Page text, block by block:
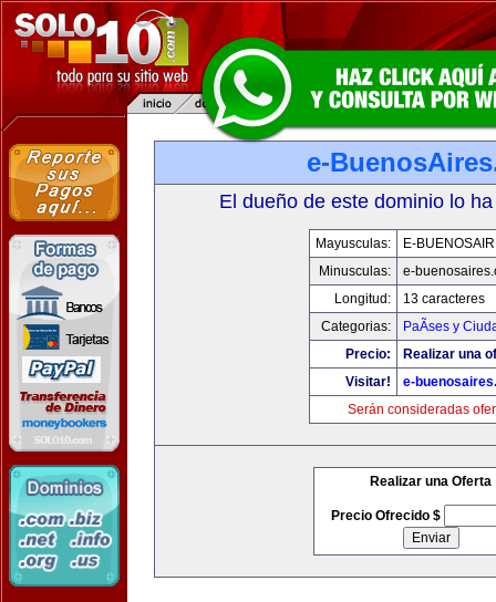
e-
El dueño de este dominio lo
Mayusculas:
E-
Minusculas:
e-
Longitud:
13 caracteres
Categorias:
PaÃ­ses y
Precio:
Realizar una
Visitar!
e-
Serán consideradas
Realizar una Oferta
Precio Ofrecido $